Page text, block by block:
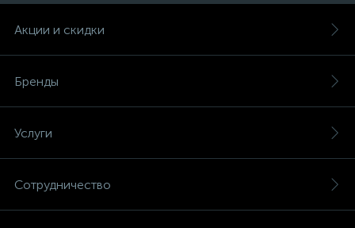
Акции и скидки
Бренды
Услуги
Сотрудничество